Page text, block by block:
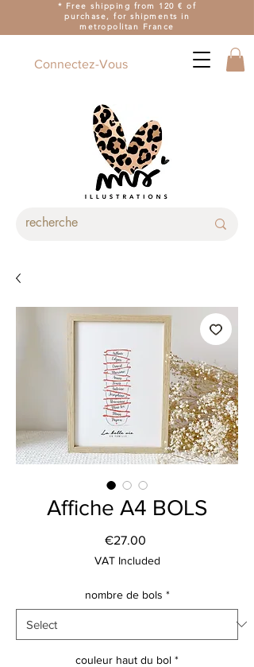
* Free shipping from 120 € of
purchase, for shipments in
metropolitan France
Connectez-Vous
Affiche A4 BOLS
€27.00Price
VAT Included
nombre de bols *
couleur haut du bol *